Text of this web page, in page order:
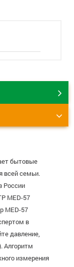
бытовые
всей семьи.
России
MED-57
MED-57
в
давление,
Алгоритм
измерения